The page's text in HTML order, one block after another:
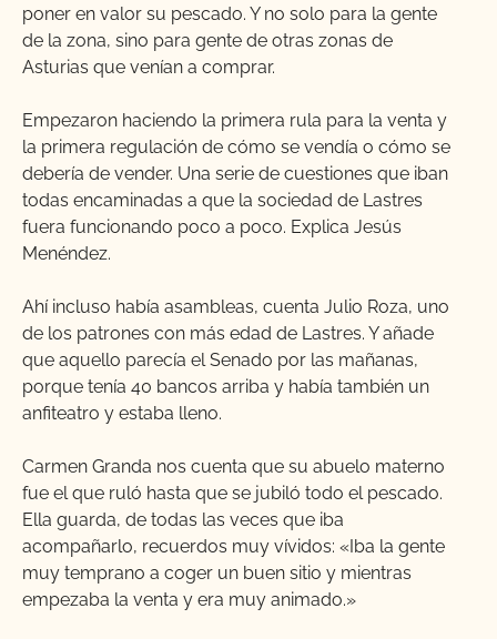
poner en valor su pescado. Y no solo para la gente
de la zona, sino para gente de otras zonas de
Asturias que venían a comprar.
Empezaron haciendo la primera rula para la venta y
la primera regulación de cómo se vendía o cómo se
debería de vender. Una serie de cuestiones que iban
todas encaminadas a que la sociedad de Lastres
fuera funcionando poco a poco. Explica Jesús
Menéndez.
Ahí incluso había asambleas, cuenta Julio Roza, uno
de los patrones con más edad de Lastres. Y añade
que aquello parecía el Senado por las mañanas,
porque tenía 40 bancos arriba y había también un
anfiteatro y estaba lleno.
Carmen Granda nos cuenta que su abuelo materno
fue el que ruló hasta que se jubiló todo el pescado.
Ella guarda, de todas las veces que iba
acompañarlo, recuerdos muy vívidos: «Iba la gente
muy temprano a coger un buen sitio y mientras
empezaba la venta y era muy animado.»